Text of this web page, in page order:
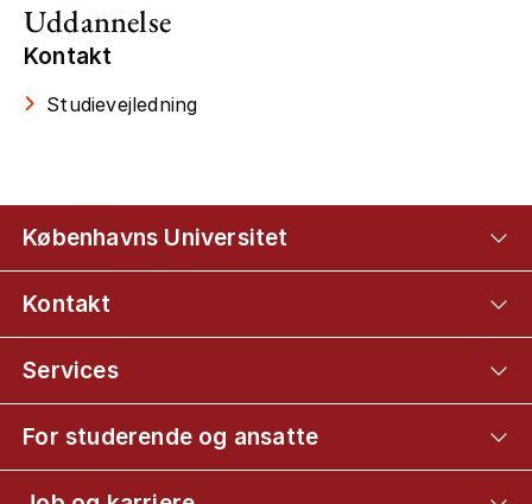
Uddannelse
Kontakt
Studievejledning
Københavns Universitet
Kontakt
Services
For studerende og ansatte